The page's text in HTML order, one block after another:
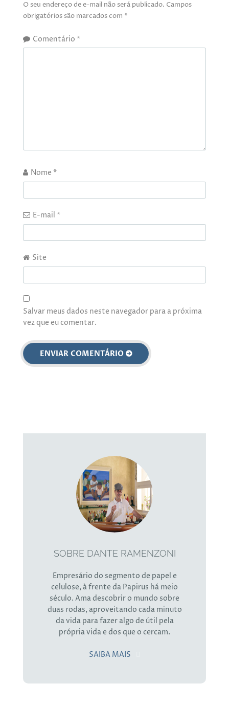
O seu endereço de e-mail não será publicado. Campos
obrigatórios são marcados com *
Comentário *
Nome *
E-mail *
Site
Salvar meus dados neste navegador para a próxima
vez que eu comentar.
SOBRE DANTE RAMENZONI
Empresário do segmento de papel e
celulose, à frente da Papirus há meio
século. Ama descobrir o mundo sobre
duas rodas, aproveitando cada minuto
da vida para fazer algo de útil pela
própria vida e dos que o cercam.
SAIBA MAIS